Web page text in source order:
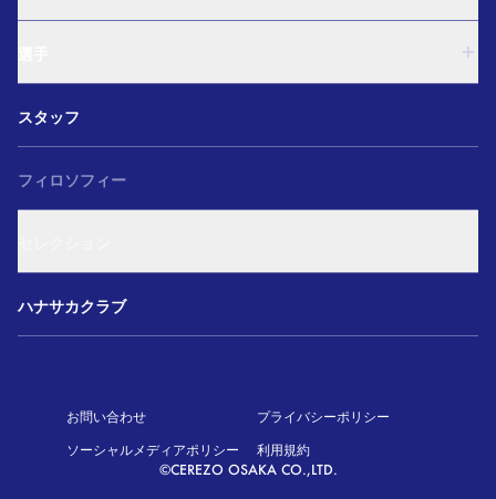
ガールズU-15
和歌山U-15
ガールズU-15
U-18
和歌山U-15
スタッフ
フィロソフィー
アカデミー セレクション
ハナサカクラブ
お問い合わせ
プライバシーポリシー
ソーシャルメディアポリシー
利用規約
©CEREZO OSAKA CO.,LTD.